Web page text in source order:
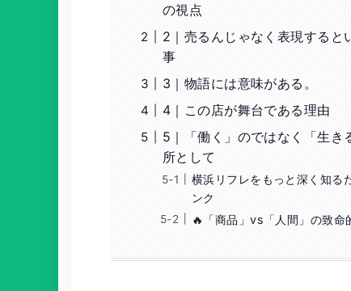
の視点
2｜売るんじゃなく表現すると
事
3｜物語には意味がある。
4｜この店が舞台である理由
5｜「働く」のではなく「生き
所として
横浜リフレをもっと深く知る
ンク
🔥「商品」vs「人間」の致命